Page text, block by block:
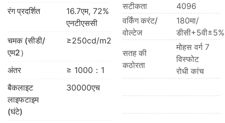
रंग प्रदर्शित
16.7एम, 72%
एनटीएससी
चमक (सीडी/
एम2）
≥250cd/m2
अंतर
≥ 1000：1
बैकलाइट
लाइफटाइम
(घंटे)
30000एच
सटीकता
4096
वर्किंग करंट/
वोल्टेज
180मा/
डीसी+5वी±5%
सतह की
कठोरता
मोहस वर्ग 7
विस्फोट
रोधी कांच